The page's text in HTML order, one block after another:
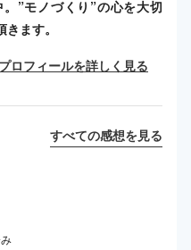
”モノづくり”の心を大切
ます。
プロフィールを詳しく見る
すべての感想を見る